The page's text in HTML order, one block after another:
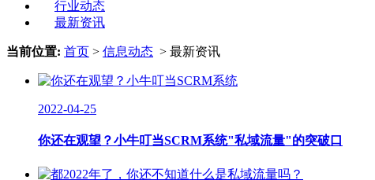
行业动态
最新资讯
当前位置: 首页 > 信息动态 > 最新资讯
2022-04-25
你还在观望？小牛叮当SCRM系统"私域流量"的突破口